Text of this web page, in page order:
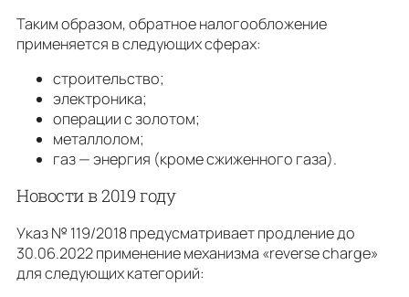
Таким образом, обратное налогообложение
применяется в следующих сферах:
строительство;
электроника;
операции с золотом;
металлолом;
газ — энергия (кроме сжиженного газа).
Новости в 2019 году
Указ № 119/2018 предусматривает продление до
30.06.2022 применение механизма «reverse charge»
для следующих категорий: